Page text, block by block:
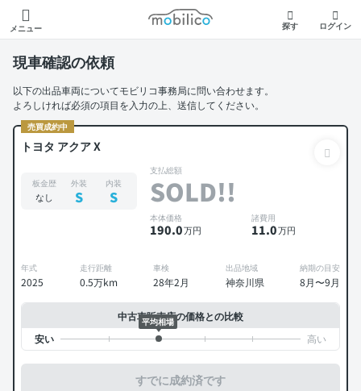
メニュー
モビリコ
探す ログイン
現車確認の依頼
以下の出品車両についてモビリコ事務局に問い合わせます。
よろしければ必須の項目を入力の上、送信してください。
売買成約中
トヨタ アクア X
板金歴
なし
外装
S
内装
S
支払総額
SOLD!!
本体価格
190.0万円
諸費用
11.0万円
年式
2025
走行距離
0.5万km
車検
28年2月
出品地域
神奈川県
納期の目安
8月〜9月
中古車販売店の価格との比較
平均相場
すでに成約済です